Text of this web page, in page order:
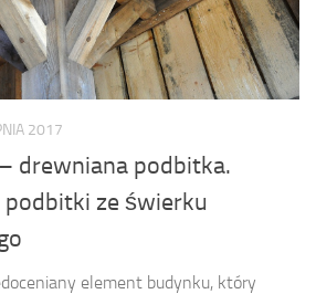
2017
drewniana podbitka.
podbitki ze świerku
element budynku, który